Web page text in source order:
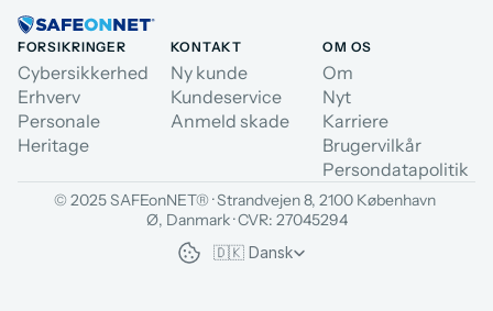
FORSIKRINGER
Cybersikkerhed
Erhverv
Personale
Heritage
KONTAKT
Ny kunde
Kundeservice
Anmeld skade
OM OS
Om
Nyt
Karriere
Brugervilkår
Persondatapolitik
© 2025 SAFEonNET® · Strandvejen 8, 2100 København
Ø, Danmark · CVR: 27045294
🇩🇰 Dansk